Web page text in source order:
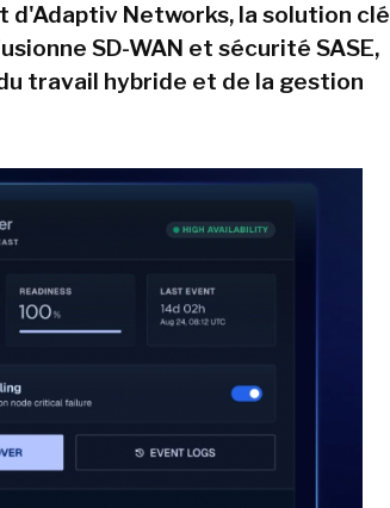
d'Adaptiv Networks, la solution clé
SD-WAN et sécurité SASE,
travail hybride et de la gestion